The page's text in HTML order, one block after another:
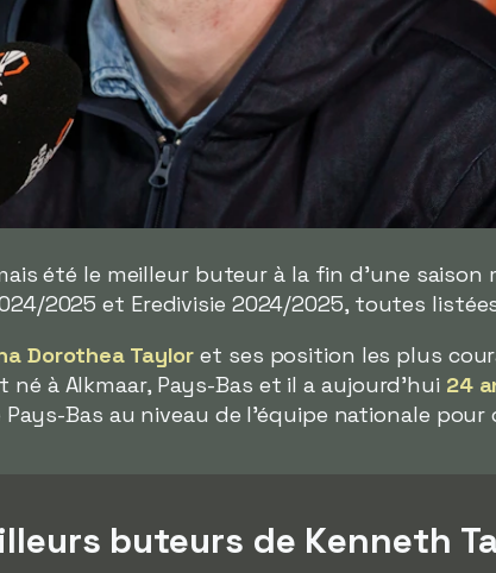
été le meilleur buteur à la fin d'une saison
2025 et Eredivisie 2024/2025, toutes
Dorothea Taylor et ses position les plus
à Alkmaar, Pays-Bas et il a aujourd'hui 24
Bas au niveau de l'équipe nationale pour
buteurs de Kenneth